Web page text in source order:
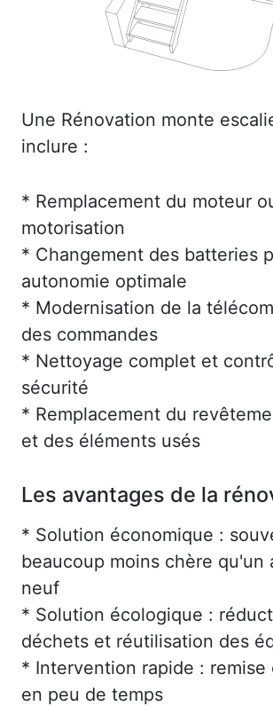
Une Rénovation monte
inclure :
* Remplacement du moteur
motorisation
* Changement des batteries
autonomie optimale
* Modernisation de la
des commandes
* Nettoyage complet et
sécurité
* Remplacement du
et des éléments usés
Les avantages de la
* Solution économique :
beaucoup moins chère qu'un
neuf
* Solution écologique :
déchets et réutilisation des
* Intervention rapide : remise
en peu de temps